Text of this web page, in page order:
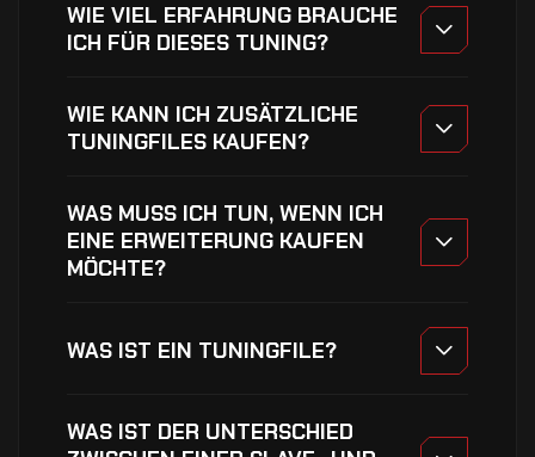
WIE VIEL ERFAHRUNG BRAUCHE
ICH FÜR DIESES TUNING?
WIE KANN ICH ZUSÄTZLICHE
TUNINGFILES KAUFEN?
WAS MUSS ICH TUN, WENN ICH
EINE ERWEITERUNG KAUFEN
MÖCHTE?
WAS IST EIN TUNINGFILE?
WAS IST DER UNTERSCHIED